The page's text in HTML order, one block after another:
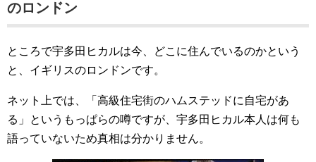
のロンドン
ところで宇多田ヒカルは今、どこに住んでいるのかという
と、イギリスのロンドンです。
ネット上では、「高級住宅街のハムステッドに自宅があ
る」というもっぱらの噂ですが、宇多田ヒカル本人は何も
語っていないため真相は分かりません。